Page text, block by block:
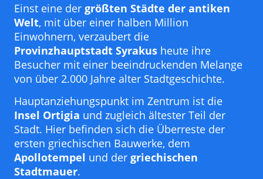
Einst eine der größten Städte der antiken
Welt, mit über einer halben Million
Einwohnern, verzaubert die
Provinzhauptstadt Syrakus heute ihre
Besucher mit einer beeindruckenden Melange
von über 2.000 Jahre alter Stadtgeschichte.
Hauptanziehungspunkt im Zentrum ist die
Insel Ortigia und zugleich ältester Teil der
Stadt. Hier befinden sich die Überreste der
ersten griechischen Bauwerke, dem
Apollotempel und der griechischen
Stadtmauer.